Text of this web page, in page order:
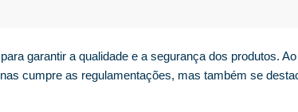
garantir a qualidade e a segurança dos produtos.
cumpre as regulamentações, mas também se